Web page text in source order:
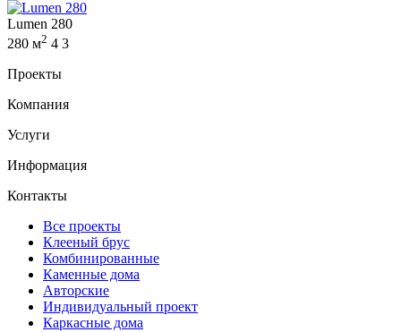
Lumen 280
280 м2 4 3
Проекты
Компания
Услуги
Информация
Контакты
Все проекты
Клееный брус
Комбинированные
Каменные дома
Авторские
Индивидуальный проект
Каркасные дома